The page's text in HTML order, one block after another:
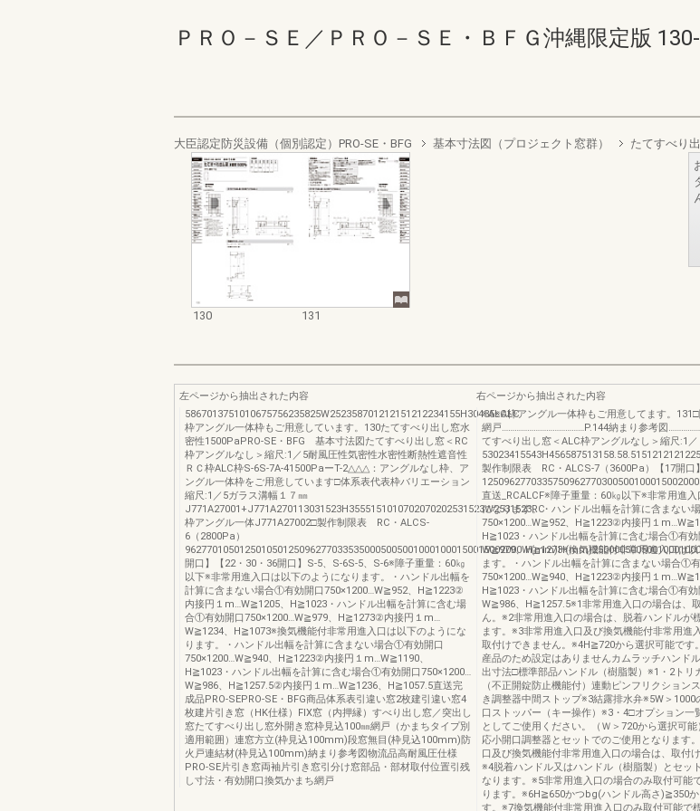
ＰＲＯ－ＳＥ／ＰＲＯ－ＳＥ・ＢＦＧ沖縄限定版
大臣認定防災設備（個別認定）PRO-SE・BFG 基本寸法図（プロジェクト窓群） たてすべり
130 131
左ページから抽出された内容
5867013751010675756235825W252358701212151212234155H30435※ALC
枠アングル一体枠もご用意しています。130たてすべり出し窓水
密性1500PaPRO-SE・BFG 基本寸法図たてすべり出し窓＜RC
枠アングルなし＞縮尺:1／5耐風圧性気密性水密性断熱性遮音性
ＲＣ枠ALC枠S-6S-7A-41500PaーT-2△△△：アングルなし枠、ア
ングル一体枠をご用意しています□体系表代表枠バリエーション
縮尺:1／5ガラス溝幅１７㎜
J771A27001+J771A270113031523H3555151010702070202531523W2531523RC
枠アングル一体J771A27002□製作制限表 RC・ALCS-
6（2800Pa）
開口】【22・30・36開口】S-5、S-6S-5、S-6※障子重量：60㎏
以下※非常用進入口は以下のようになります。・ハンドル出幅を
計算に含まない場合①有効開口750×1200…W≧952、H≧1223②
内接円１m…W≧1205、H≧1023・ハンドル出幅を計算に含む場
合①有効開口750×1200…W≧979、H≧1273②内接円１m…
W≧1234、H≧1073※換気機能付非常用進入口は以下のようにな
ります。・ハンドル出幅を計算に含まない場合①有効開口
750×1200…W≧940、H≧1223②内接円１m…W≧1190、
H≧1023・ハンドル出幅を計算に含む場合①有効開口750×1200…
W≧986、H≧1257.5②内接円１m…W≧1236、H≧1057.5直送完
成品PRO-SEPRO-SE・BFG商品体系表引違い窓2枚建引違い窓4
枚建片引き窓（HK仕様）FIX窓（内押縁）すべり出し窓／突出し
窓たてすべり出し窓外開き窓枠見込100㎜網戸（かまちタイプ別
適用範囲）連窓方立(枠見込100mm)段窓無目(枠見込100mm)防
火戸連結材(枠見込100mm)納まり参考図物流品高耐風圧仕様
PRO-SE片引き窓両袖片引き窓引分け窓部品・部材取付位置引残
し寸法・有効開口換気かまち網戸
右ページから抽出された内容
※ALC枠アングル一体枠もご用意してます。
網戸…………………………………P.144納まり参考図
てすべり出し窓＜ALC枠アングルなし＞縮尺:1／
製作制限表 RC・ALCS-7（3600Pa）【17開口】
直送_RCALCF※障子重量：60㎏以下※非常用進入
になります。・ハンドル出幅を計算に含まない
750×1200…W≧952、H≧1223②内接円１
H≧1023・ハンドル出幅を計算に含む場合①有効
W≧979、H≧1273※換気機能付非常用進入口は
ます。・ハンドル出幅を計算に含まない場合①
750×1200…W≧940、H≧1223②内接円１
H≧1023・ハンドル出幅を計算に含む場合①有効
W≧986、H≧1257.5※1非常用進入口の場合は、
ん。※2非常用進入口の場合は、脱着ハンドルが
ます。※3非常用進入口及び換気機能付非常用進
取付けできません。※4H≧720から選択可能です
産品のため設定はありませんカムラッチハンド
出寸法□標準部品ハンドル（樹脂製）※1・2トリ
（不正開錠防止機能付）連動ピンフリクション
き調整器中間ストップ※3結露排水弁※5W＞1000
口ストッパー（キー操作）※3・4□オプション一
としてご使用ください。（Ｗ＞720から選択可
応小開口調整器とセットでのご使用となります
口及び換気機能付非常用進入口の場合は、取付け
※4脱着ハンドル又はハンドル（樹脂製）とセッ
なります。※5非常用進入口の場合のみ取付可能
ります。※6H≧650かつbg(ハンドル高さ)≧350
す。※7換気機能付非常用進入口のみ取付可能で